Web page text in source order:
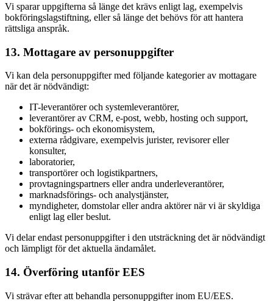
Vi sparar uppgifterna så länge det krävs enligt lag, exempelvis
bokföringslagstiftning, eller så länge det behövs för att hantera
rättsliga anspråk.
13. Mottagare av personuppgifter
Vi kan dela personuppgifter med följande kategorier av mottagare
när det är nödvändigt:
IT-leverantörer och systemleverantörer,
leverantörer av CRM, e-post, webb, hosting och support,
bokförings- och ekonomisystem,
externa rådgivare, exempelvis jurister, revisorer eller
konsulter,
laboratorier,
transportörer och logistikpartners,
provtagningspartners eller andra underleverantörer,
marknadsförings- och analystjänster,
myndigheter, domstolar eller andra aktörer när vi är skyldiga
enligt lag eller beslut.
Vi delar endast personuppgifter i den utsträckning det är nödvändigt
och lämpligt för det aktuella ändamålet.
14. Överföring utanför EES
Vi strävar efter att behandla personuppgifter inom EU/EES.